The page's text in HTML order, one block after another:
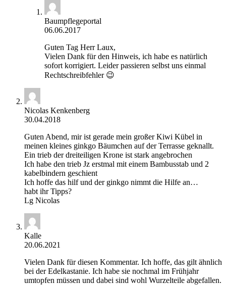
Baumpflegeportal
06.06.2017
Guten Tag Herr Laux,
Vielen Dank für den Hinweis, ich habe es natürlich
sofort korrigiert. Leider passieren selbst uns einmal
Rechtschreibfehler 😉
Nicolas Kenkenberg
30.04.2018
Guten Abend, mir ist gerade mein großer Kiwi Kübel in
meinen kleines ginkgo Bäumchen auf der Terrasse geknallt.
Ein trieb der dreiteiligen Krone ist stark angebrochen
Ich habe den trieb Jz erstmal mit einem Bambusstab und 2
kabelbindern geschient
Ich hoffe das hilf und der ginkgo nimmt die Hilfe an…
habt ihr Tipps?
Lg Nicolas
Kalle
20.06.2021
Vielen Dank für diesen Kommentar. Ich hoffe, das gilt ähnlich
bei der Edelkastanie. Ich habe sie nochmal im Frühjahr
umtopfen müssen und dabei sind wohl Wurzelteile abgefallen.